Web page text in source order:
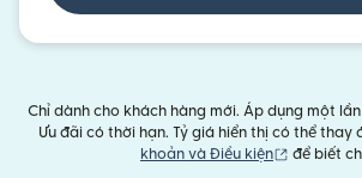
Chỉ dành cho khách hàng mới. Áp dụng một
Ưu đãi có thời hạn. Tỷ giá hiển thị có thể thay
khoản và Điều kiện
(mở trong
để biết